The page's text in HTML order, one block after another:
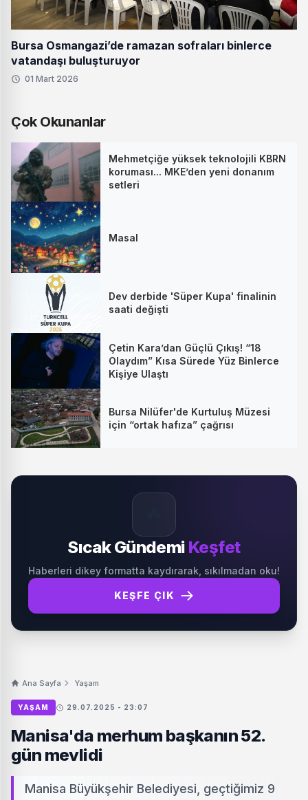
Bursa Osmangazi’de ramazan sofraları binlerce
vatandaşı buluşturuyor
01 Mart 2026
Çok Okunanlar
Mehmetçiğe yüksek teknolojili KBRN
koruması... MKE’den yeni donanım
setleri
Masal
Dev derbide 'Süper Kupa' finalinin
saati değişti
Çetin Kara’dan Güçlü Çıkış! “18
Olaydım” Kısa Sürede Yüz Binlerce
Kişiye Ulaştı
Bursa Nilüfer'de Kurtuluş Müzesi
için “ortak hafıza” çağrısı
Sıcak Gündemi Keşfet
Haberleri dikey formatta kaydırarak, sıkılmadan oku!
KEŞFE ÇIK
Ana Sayfa Yaşam
YAŞAM 29.07.2025 - 23:07
Manisa'da merhum başkanın 52.
gün mevlidi
Manisa Büyükşehir Belediyesi, geçtiğimiz 9